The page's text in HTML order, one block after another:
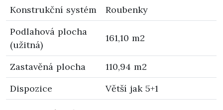
Konstrukční systém
Roubenky
Podlahová plocha
(užitná)
161,10 m2
Zastavěná plocha
110,94 m2
Dispozice
Větší jak 5+1